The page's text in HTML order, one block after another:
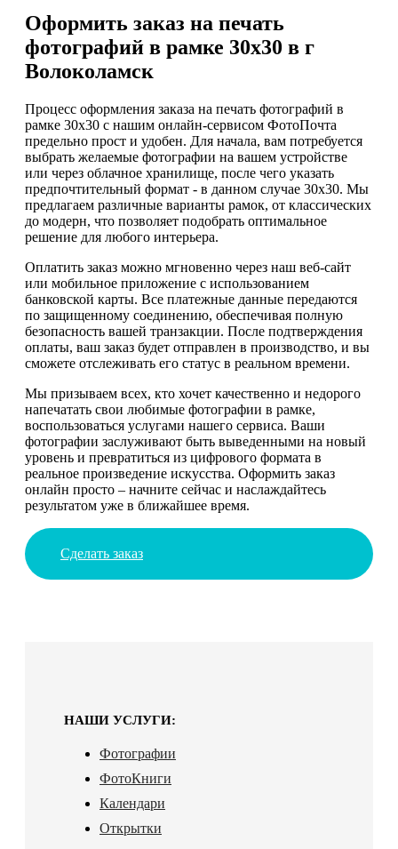
Оформить заказ на печать
фотографий в рамке 30х30 в г
Волоколамск
Процесс оформления заказа на печать фотографий в
рамке 30х30 с нашим онлайн-сервисом ФотоПочта
предельно прост и удобен. Для начала, вам потребуется
выбрать желаемые фотографии на вашем устройстве
или через облачное хранилище, после чего указать
предпочтительный формат - в данном случае 30х30. Мы
предлагаем различные варианты рамок, от классических
до модерн, что позволяет подобрать оптимальное
решение для любого интерьера.
Оплатить заказ можно мгновенно через наш веб-сайт
или мобильное приложение с использованием
банковской карты. Все платежные данные передаются
по защищенному соединению, обеспечивая полную
безопасность вашей транзакции. После подтверждения
оплаты, ваш заказ будет отправлен в производство, и вы
сможете отслеживать его статус в реальном времени.
Мы призываем всех, кто хочет качественно и недорого
напечатать свои любимые фотографии в рамке,
воспользоваться услугами нашего сервиса. Ваши
фотографии заслуживают быть выведенными на новый
уровень и превратиться из цифрового формата в
реальное произведение искусства. Оформить заказ
онлайн просто – начните сейчас и наслаждайтесь
результатом уже в ближайшее время.
Сделать заказ
НАШИ УСЛУГИ:
Фотографии
ФотоКниги
Календари
Открытки